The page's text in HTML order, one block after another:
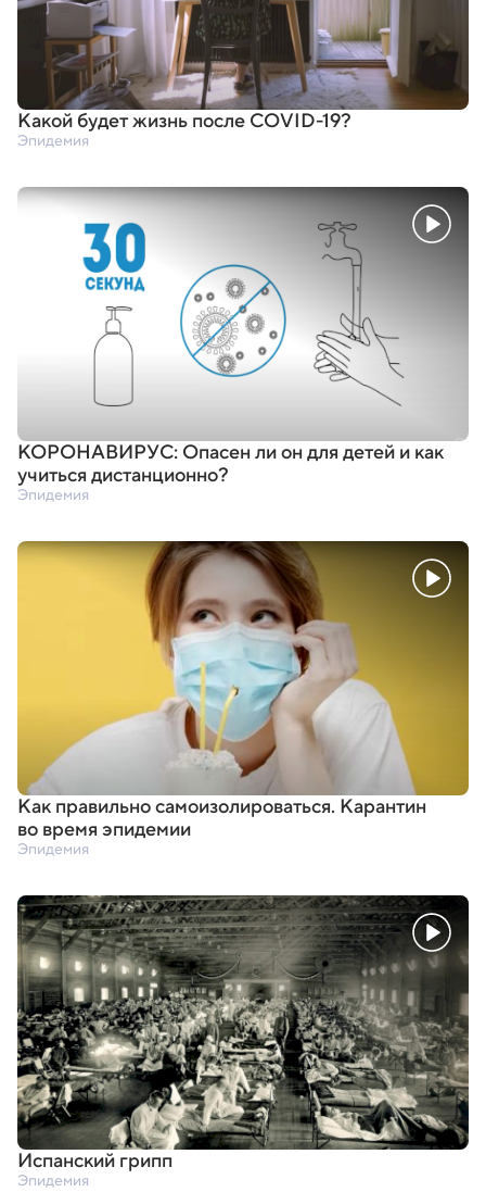
Какой будет жизнь после COVID-19?
Эпидемия
КОРОНАВИРУС: Опасен ли он для детей и как
учиться дистанционно?
Эпидемия
Как правильно самоизолироваться. Карантин
во время эпидемии
Эпидемия
Испанский грипп
Эпидемия